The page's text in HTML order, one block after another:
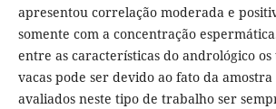
apresentou correlação moderada e
somente com a concentração
entre as características do andrológico os
vacas pode ser devido ao fato da
avaliados neste tipo de trabalho ser